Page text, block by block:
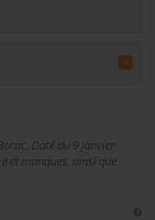
=
Daté du 9 janvier
et manques, ainsi que